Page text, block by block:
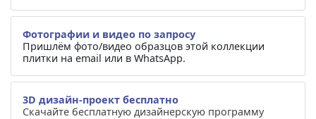
Фотографии и видео по запросу
Пришлём фото/видео образцов этой коллекции
плитки на email или в WhatsApp.
3D дизайн-проект бесплатно
Скачайте бесплатную дизайнерскую программу